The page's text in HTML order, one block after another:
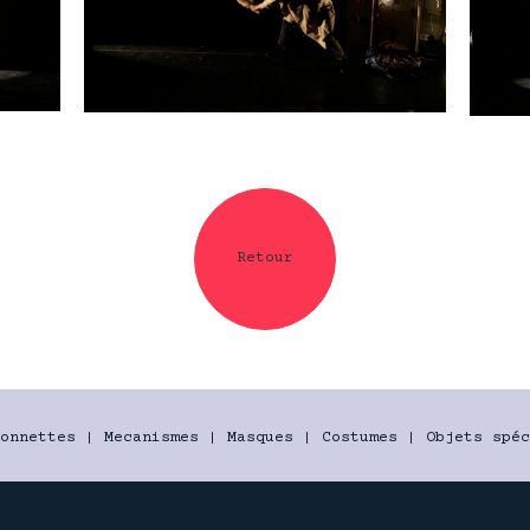
Retour
| Mecanismes | Masques | Costumes | Objets